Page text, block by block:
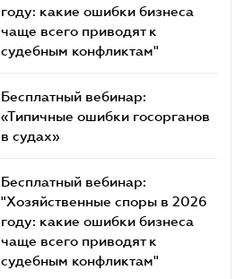
году: какие ошибки бизнеса
чаще всего приводят к
судебным конфликтам"
Бесплатный вебинар:
«Типичные ошибки госорганов
в судах»
Бесплатный вебинар:
"Хозяйственные споры в 2026
году: какие ошибки бизнеса
чаще всего приводят к
судебным конфликтам"